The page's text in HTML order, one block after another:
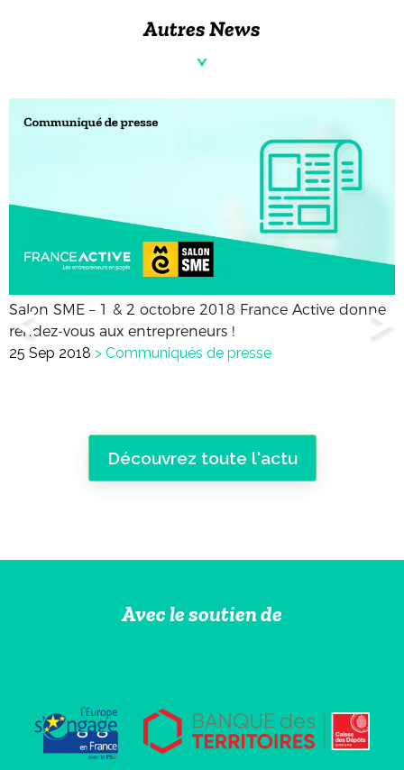
Autres News
Salon SME – 1 & 2 octobre 2018 France Active donne
rendez-vous aux entrepreneurs !
25 Sep 2018 > Communiqués de presse
Découvrez toute l'actu
Avec le soutien de